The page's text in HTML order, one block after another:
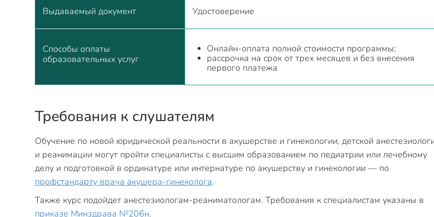
Выдаваемый документ Удостоверение
Способы оплаты
образовательных услуг
Онлайн-оплата полной стоимости программы;
рассрочка на срок от трех месяцев и без внесения
первого платежа
Требования к слушателям
Обучение по новой юридической реальности в акушерстве и гинекологии, детской
и реанимации могут пройти специалисты с высшим образованием по педиатрии или лечебному
делу и подготовкой в ординатуре или интернатуре по акушерству и гинекологии — по
профстандарту врача акушера-гинеколога.
Также курс подойдет анестезиологам-реаниматологам. Требования к специалистам указаны в
приказе Минздрава №206н.